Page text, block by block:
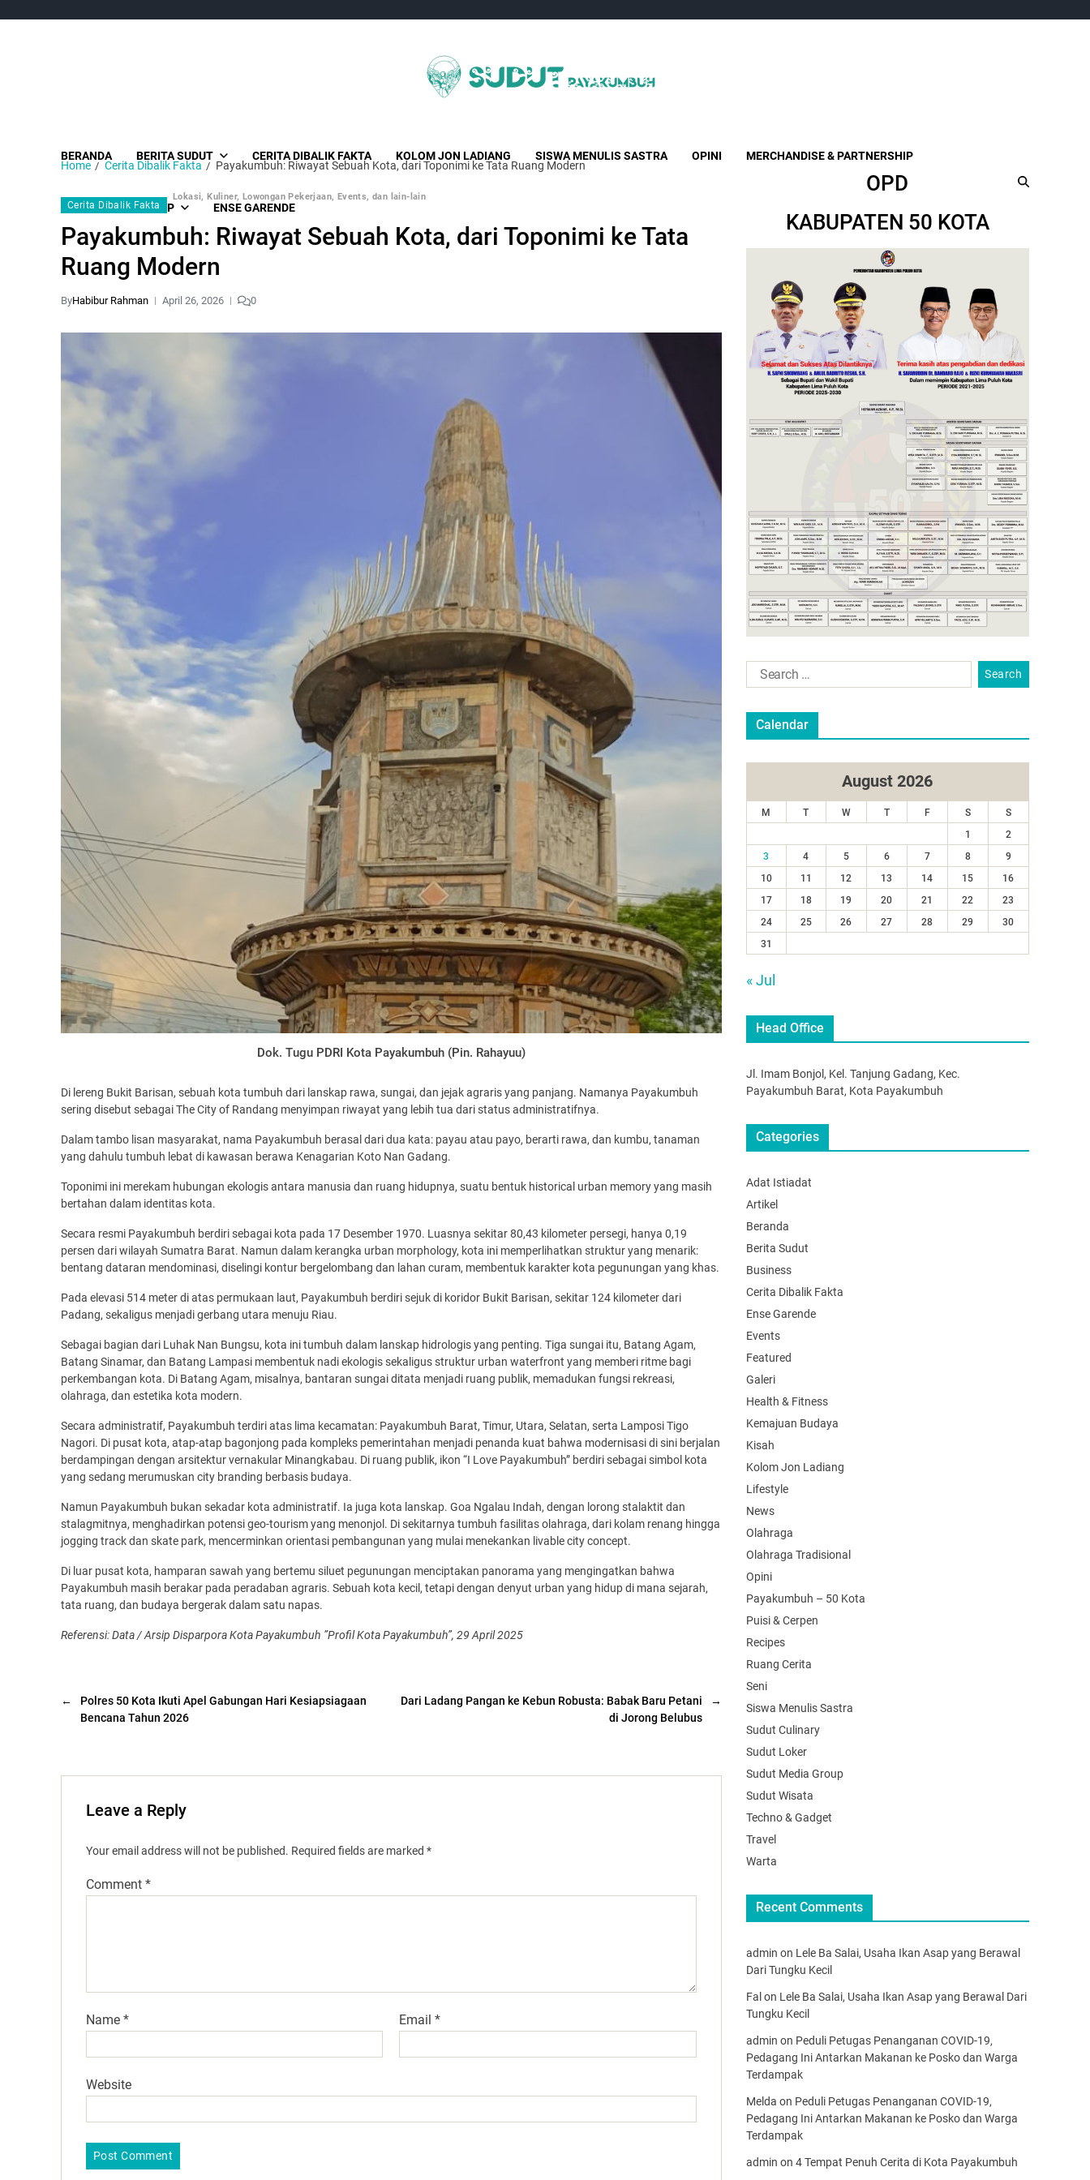
BERANDA BERITA SUDUT CERITA DIBALIK FAKTA KOLOM JON LADIANG SISWA MENULIS SASTRA OPINI MERCHANDISE & PARTNERSHIP
SUDUT MEDIA GROUP
Lokasi, Kuliner, Lowongan Pekerjaan, Events, dan lain-lain
ENSE GARENDE
Home Cerita Dibalik Fakta Payakumbuh: Riwayat Sebuah Kota, dari Toponimi ke Tata Ruang Modern
Cerita Dibalik Fakta
Payakumbuh: Riwayat Sebuah Kota, dari Toponimi ke Tata
Ruang Modern
ByHabibur Rahman April 26, 2026 0
Dok. Tugu PDRI Kota Payakumbuh (Pin. Rahayuu)
Di lereng Bukit Barisan, sebuah kota tumbuh dari lanskap rawa, sungai, dan jejak agraris yang panjang. Namanya Payakumbuh
sering disebut sebagai The City of Randang menyimpan riwayat yang lebih tua dari status administratifnya.
Dalam tambo lisan masyarakat, nama Payakumbuh berasal dari dua kata: payau atau payo, berarti rawa, dan kumbu, tanaman
yang dahulu tumbuh lebat di kawasan berawa Kenagarian Koto Nan Gadang.
Toponimi ini merekam hubungan ekologis antara manusia dan ruang hidupnya, suatu bentuk historical urban memory yang masih
bertahan dalam identitas kota.
Secara resmi Payakumbuh berdiri sebagai kota pada 17 Desember 1970. Luasnya sekitar 80,43 kilometer persegi, hanya 0,19
persen dari wilayah Sumatra Barat. Namun dalam kerangka urban morphology, kota ini memperlihatkan struktur yang menarik:
bentang dataran mendominasi, diselingi kontur bergelombang dan lahan curam, membentuk karakter kota pegunungan yang khas.
Pada elevasi 514 meter di atas permukaan laut, Payakumbuh berdiri sejuk di koridor Bukit Barisan, sekitar 124 kilometer dari
Padang, sekaligus menjadi gerbang utara menuju Riau.
Sebagai bagian dari Luhak Nan Bungsu, kota ini tumbuh dalam lanskap hidrologis yang penting. Tiga sungai itu, Batang Agam,
Batang Sinamar, dan Batang Lampasi membentuk nadi ekologis sekaligus struktur urban waterfront yang memberi ritme bagi
perkembangan kota. Di Batang Agam, misalnya, bantaran sungai ditata menjadi ruang publik, memadukan fungsi rekreasi,
olahraga, dan estetika kota modern.
Secara administratif, Payakumbuh terdiri atas lima kecamatan: Payakumbuh Barat, Timur, Utara, Selatan, serta Lamposi Tigo
Nagori. Di pusat kota, atap-atap bagonjong pada kompleks pemerintahan menjadi penanda kuat bahwa modernisasi di sini berjalan
berdampingan dengan arsitektur vernakular Minangkabau. Di ruang publik, ikon “I Love Payakumbuh” berdiri sebagai simbol kota
yang sedang merumuskan city branding berbasis budaya.
Namun Payakumbuh bukan sekadar kota administratif. Ia juga kota lanskap. Goa Ngalau Indah, dengan lorong stalaktit dan
stalagmitnya, menghadirkan potensi geo-tourism yang menonjol. Di sekitarnya tumbuh fasilitas olahraga, dari kolam renang hingga
jogging track dan skate park, mencerminkan orientasi pembangunan yang mulai menekankan livable city concept.
Di luar pusat kota, hamparan sawah yang bertemu siluet pegunungan menciptakan panorama yang mengingatkan bahwa
Payakumbuh masih berakar pada peradaban agraris. Sebuah kota kecil, tetapi dengan denyut urban yang hidup di mana sejarah,
tata ruang, dan budaya bergerak dalam satu napas.
Referensi: Data / Arsip Disparpora Kota Payakumbuh ”Profil Kota Payakumbuh”, 29 April 2025
←
Polres 50 Kota Ikuti Apel Gabungan Hari Kesiapsiagaan
Bencana Tahun 2026
→
Dari Ladang Pangan ke Kebun Robusta: Babak Baru Petani
di Jorong Belubus
Leave a Reply
Your email address will not be published. Required fields are marked *
Comment *
Name * Email*
Website
OPD
KABUPATEN 50 KOTA
Calendar
August 2026
M T W T F S
S
1
2
3
4 5 6 7 8
9
10
11 12 13 14 15
16
17
18 19 20 21 22
23
24
25 26 27 28 29
30
31
« Jul
Head Office
Jl. Imam Bonjol, Kel. Tanjung Gadang, Kec.
Payakumbuh Barat, Kota Payakumbuh
Categories
Adat Istiadat
Artikel
Beranda
Berita Sudut
Business
Cerita Dibalik Fakta
Ense Garende
Events
Featured
Galeri
Health & Fitness
Kemajuan Budaya
Kisah
Kolom Jon Ladiang
Lifestyle
News
Olahraga
Olahraga Tradisional
Opini
Payakumbuh – 50 Kota
Puisi & Cerpen
Recipes
Ruang Cerita
Seni
Siswa Menulis Sastra
Sudut Culinary
Sudut Loker
Sudut Media Group
Sudut Wisata
Techno & Gadget
Travel
Warta
Recent Comments
admin on Lele Ba Salai, Usaha Ikan Asap yang Berawal
Dari Tungku Kecil
Fal on Lele Ba Salai, Usaha Ikan Asap yang Berawal Dari
Tungku Kecil
admin on Peduli Petugas Penanganan COVID-19,
Pedagang Ini Antarkan Makanan ke Posko dan Warga
Terdampak
Melda on Peduli Petugas Penanganan COVID-19,
Pedagang Ini Antarkan Makanan ke Posko dan Warga
Terdampak
admin on 4 Tempat Penuh Cerita di Kota Payakumbuh